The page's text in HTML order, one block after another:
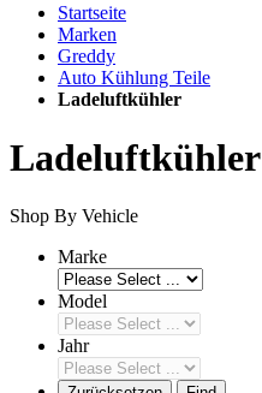
Startseite
Marken
Greddy
Auto Kühlung Teile
Ladeluftkühler
Ladeluftkühler
Shop By Vehicle
Marke
Model
Jahr